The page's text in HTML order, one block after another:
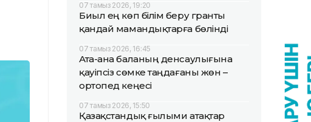
07 тамыз 2026, 19:20
Биыл ең көп білім беру гранты
қандай мамандықтарға бөлінді
07 тамыз 2026, 16:45
Ата-ана баланың денсаулығына
қауіпсіз сөмке таңдағаны жөн –
ортопед кеңесі
07 тамыз 2026, 15:50
Қазақстандық ғылыми атақтар